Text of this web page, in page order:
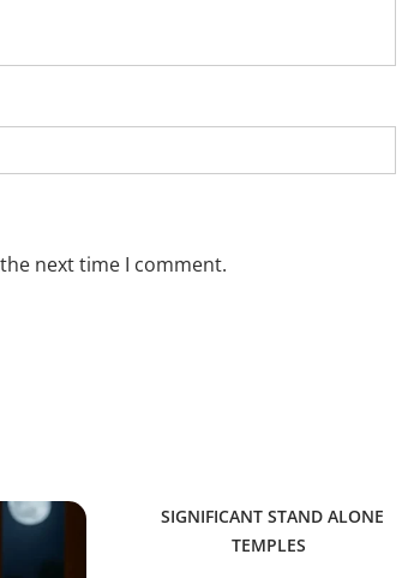
next time I comment.
SIGNIFICANT STAND ALONE
TEMPLES